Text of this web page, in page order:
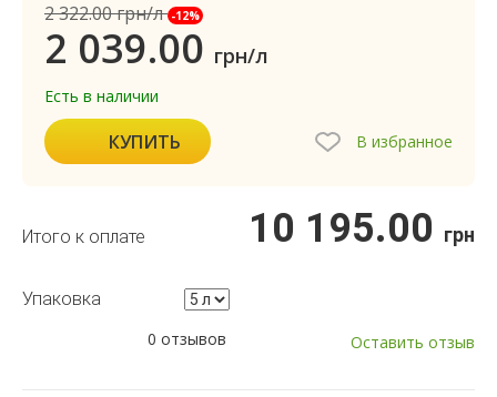
2 322.00грн/л -12%
2 039.00 грн/л
Есть в наличии
КУПИТЬ В избранное
Итого к оплате 10 195.00 грн
Упаковка
0 отзывов
Оставить отзыв